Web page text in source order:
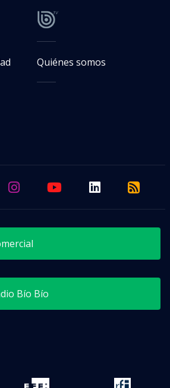
Quiénes somos
Bío Bío